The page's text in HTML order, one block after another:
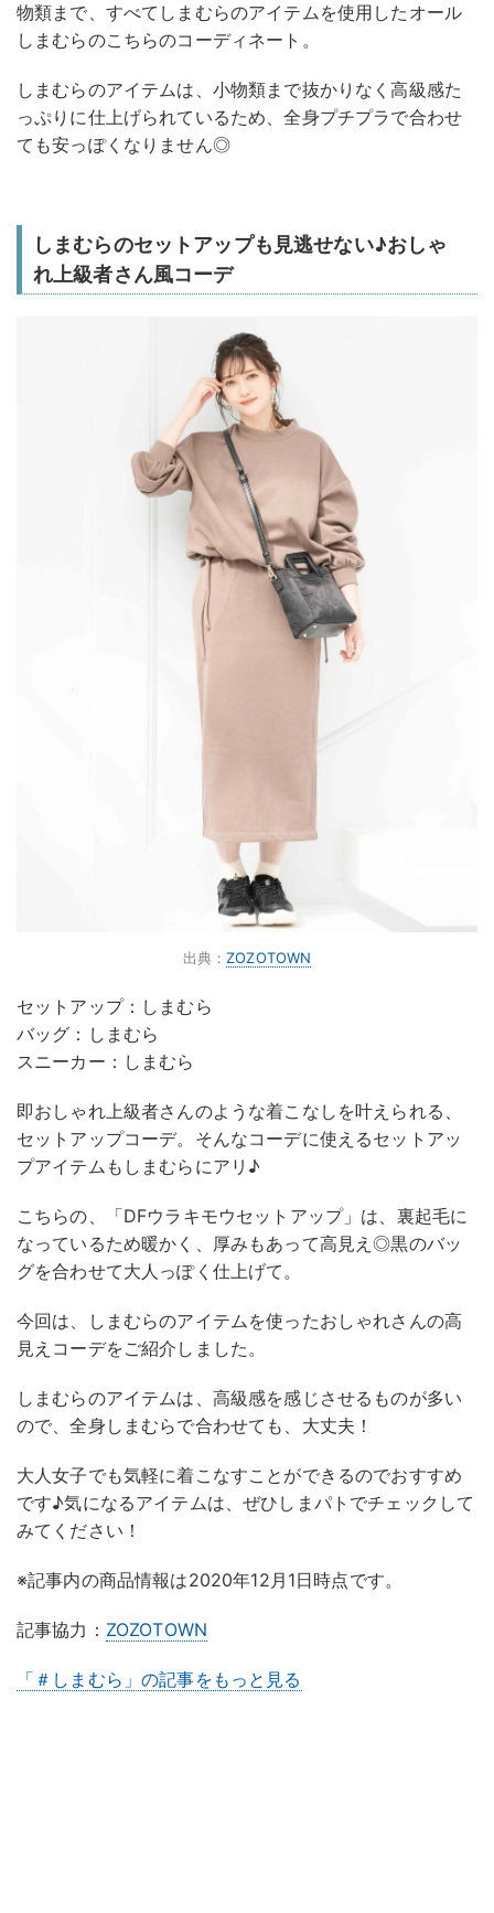
物類まで、すべてしまむらのアイテムを使用したオール
しまむらのこちらのコーディネート。
しまむらのアイテムは、小物類まで抜かりなく高級感た
っぷりに仕上げられているため、全身プチプラで合わせ
ても安っぽくなりません◎
しまむらのセットアップも見逃せない♪おしゃ
れ上級者さん風コーデ
出典：ZOZOTOWN
セットアップ：しまむら
バッグ：しまむら
スニーカー：しまむら
即おしゃれ上級者さんのような着こなしを叶えられる、
セットアップコーデ。そんなコーデに使えるセットアッ
プアイテムもしまむらにアリ♪
こちらの、「DFウラキモウセットアップ」は、裏起毛に
なっているため暖かく、厚みもあって高見え◎黒のバッ
グを合わせて大人っぽく仕上げて。
今回は、しまむらのアイテムを使ったおしゃれさんの高
見えコーデをご紹介しました。
しまむらのアイテムは、高級感を感じさせるものが多い
ので、全身しまむらで合わせても、大丈夫！
大人女子でも気軽に着こなすことができるのでおすすめ
です♪気になるアイテムは、ぜひしまパトでチェックして
みてください！
※記事内の商品情報は2020年12月1日時点です。
記事協力： ZOZOTOWN
「＃しまむら」の記事をもっと見る